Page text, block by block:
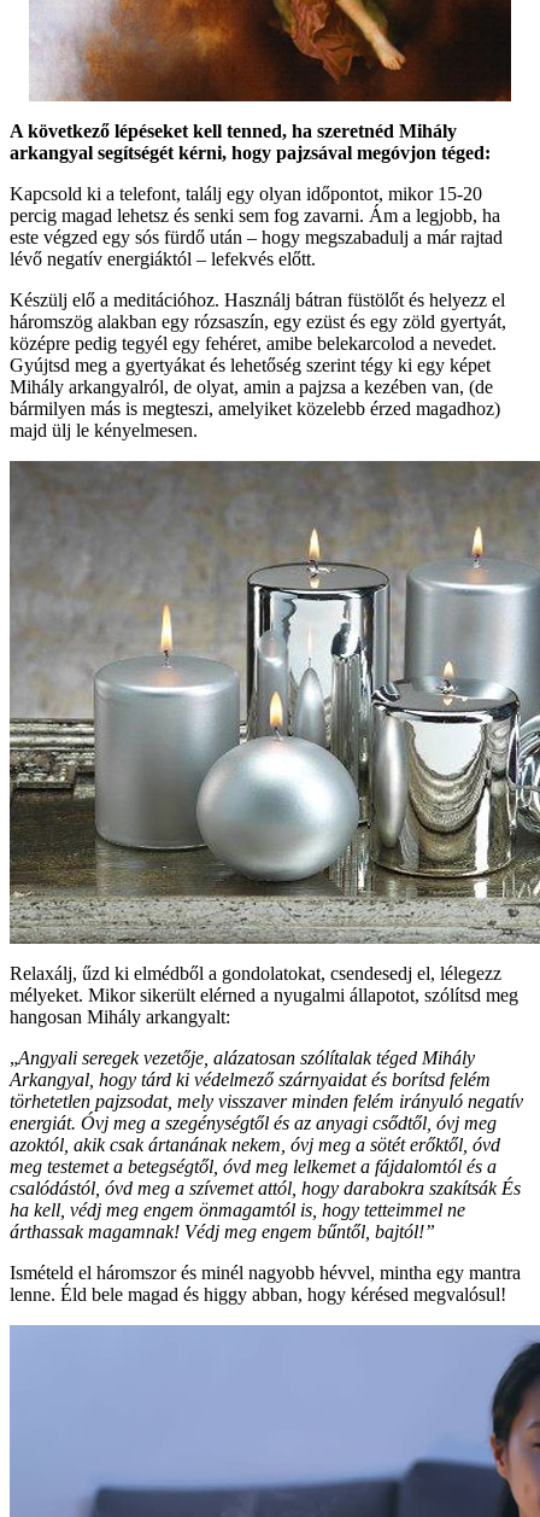
A következő lépéseket kell tenned, ha szeretnéd Mihály
arkangyal segítségét kérni, hogy pajzsával megóvjon téged:
Kapcsold ki a telefont, találj egy olyan időpontot, mikor 15-20
percig magad lehetsz és senki sem fog zavarni. Ám a legjobb, ha
este végzed egy sós fürdő után – hogy megszabadulj a már rajtad
lévő negatív energiáktól – lefekvés előtt.
Készülj elő a meditációhoz. Használj bátran füstölőt és helyezz el
háromszög alakban egy rózsaszín, egy ezüst és egy zöld gyertyát,
középre pedig tegyél egy fehéret, amibe belekarcolod a nevedet.
Gyújtsd meg a gyertyákat és lehetőség szerint tégy ki egy képet
Mihály arkangyalról, de olyat, amin a pajzsa a kezében van, (de
bármilyen más is megteszi, amelyiket közelebb érzed magadhoz)
majd ülj le kényelmesen.
Relaxálj, űzd ki elmédből a gondolatokat, csendesedj el, lélegezz
mélyeket. Mikor sikerült elérned a nyugalmi állapotot, szólítsd meg
hangosan Mihály arkangyalt:
„Angyali seregek vezetője, alázatosan szólítalak téged Mihály
Arkangyal, hogy tárd ki védelmező szárnyaidat és borítsd felém
törhetetlen pajzsodat, mely visszaver minden felém irányuló negatív
energiát. Óvj meg a szegénységtől és az anyagi csődtől, óvj meg
azoktól, akik csak ártanának nekem, óvj meg a sötét erőktől, óvd
meg testemet a betegségtől, óvd meg lelkemet a fájdalomtól és a
csalódástól, óvd meg a szívemet attól, hogy darabokra szakítsák És
ha kell, védj meg engem önmagamtól is, hogy tetteimmel ne
árthassak magamnak! Védj meg engem bűntől, bajtól!”
Ismételd el háromszor és minél nagyobb hévvel, mintha egy mantra
lenne. Éld bele magad és higgy abban, hogy kérésed megvalósul!